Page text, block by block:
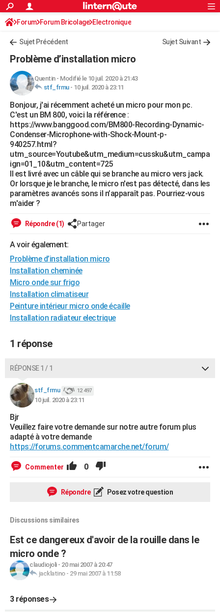
ACTUALITÉS
Politique
Société
Faits Divers
Education
Monde
Villes
+
FINANCE
Retraite
Impôts
Epargne
Immobilier
Risques naturels par ville
Banque
Assurance
Crédit
AUTO
Essais
Réserver un essai
Citadines
Berlines
SUV
Forum auto
+HIGH-TECH
Mobiles
Meilleur smartphone
Internet
Ordinateurs
Jeux vidéo
Guide high-tech
+BRICOLAGE
Forum
Aménagement intérieur
Extérieur
Cuisine
Salle de bains
Jardinage
Rangement
WEEK-END
Guides de France
Escapades
Patrimoine
Expositions
Musées
Week-end nature
+LIFESTYLE
Art de vivre
Modes de vie
SANTE
Destinations
City break
Voyage nature
Voyage de noces
Forum
Climat
BONS PLANS
CARTE DE VOEUX
Carte de Noël
Carte Bonne année
Carte Saint-Valentin
Carte Pâques
Carte d'anniversaire
DICTIONNAIRE
COPAINS D'AVANT
S'inscrire
Se connecter
Lycées
Collèges
Primaires
Universités
Entreprises
Service militaire
Avis de recherche
AVIS DE DÉCÈS
FORUM
Bricolage
Lifestyle
Culture
Sport
Auto
Television
Voyage
Cinema
S'inscrire
Connexion
Forum Forum Bricolage Electronique
Sujet Précédent Sujet Suivant
Problème d’installation micro
Quentin- Modifié le 10 juil. 2020 à 21:43
stf_frmu- 10 juil. 2020 à 23:11
Bonjour, j'ai récemment acheté un micro pour mon pc.
C'est un BM 800, voici la référence :
https://www.banggood.com/BM800-Recording-Dynamic-
Condenser-Microphone-with-Shock-Mount-p-
940257.html?
utm_source=Youtube&utm_medium=cussku&utm_campa
ign=01_10&utm_content=725
Il est livré avec un câble qui se branche au micro vers jack.
Or lorsque je le branche, le micro n'est pas détecté, dans les
paramètres avancés sons il n’apparaît pas. Pourriez-vous
m'aider ?
Répondre (1) Partager
A voir également:
Problème d’installation micro
Installation cheminée
Micro onde sur frigo
Installation climatiseur
Peinture intérieur micro onde écaille
Installation radiateur electrique
1 réponse
RÉPONSE 1 / 1
stf_frmu 12 497
10 juil. 2020 à 23:11
Bjr
Veuillez faire votre demande sur notre autre forum plus
adapté à votre demande
https://forums.commentcamarche.net/forum/
Commenter 0
Répondre Posez votre question
Discussions similaires
Est ce dangereux d'avoir de la rouille dans le
micro onde ?
claudiojoli- 20 mai 2007 à 20:47
jacklatino- 29 mai 2007 à 11:58
3 réponses